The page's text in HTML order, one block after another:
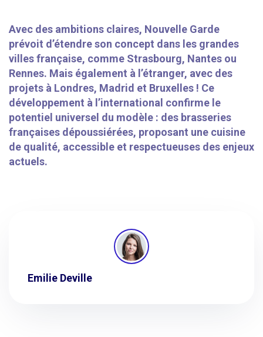
Avec des ambitions claires, Nouvelle Garde
prévoit d’étendre son concept dans les grandes
villes française, comme Strasbourg, Nantes ou
Rennes. Mais également à l’étranger, avec des
projets à Londres, Madrid et Bruxelles ! Ce
développement à l’international confirme le
potentiel universel du modèle : des brasseries
françaises dépoussiérées, proposant une cuisine
de qualité, accessible et respectueuses des enjeux
actuels.
Emilie Deville